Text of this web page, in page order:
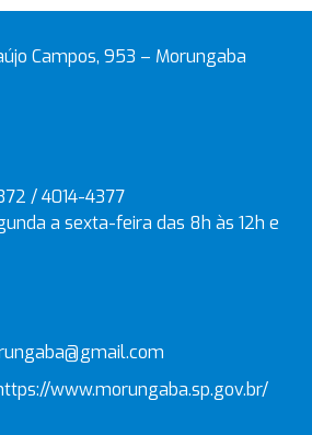
Campos, 953 – Morungaba
/ 4014-4377
a sexta-feira das 8h às 12h e
www.morungaba.sp.gov.br/